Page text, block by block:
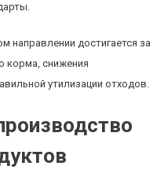
направлении достигается за
корма, снижения
утилизации отходов.